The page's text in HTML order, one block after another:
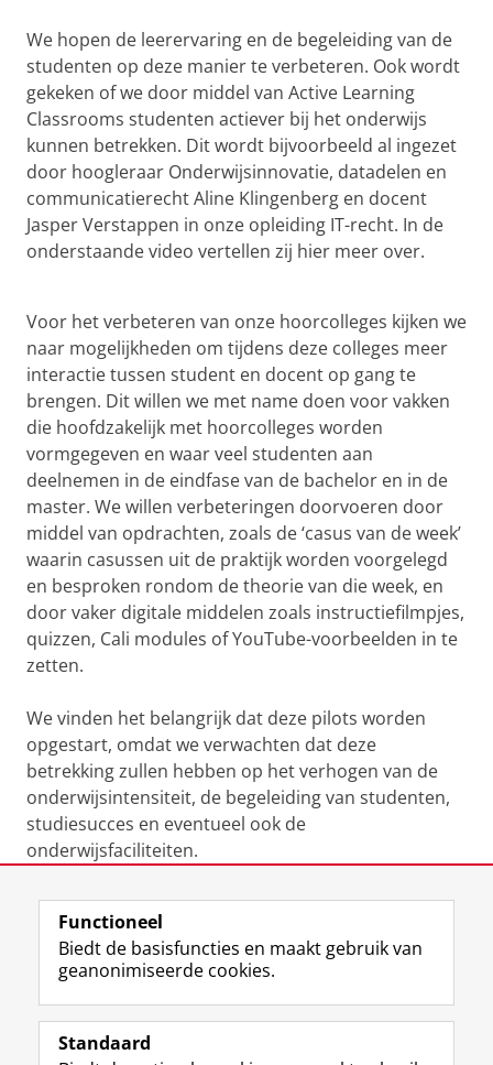
We hopen de leerervaring en de begeleiding van de
studenten op deze manier te verbeteren. Ook wordt
gekeken of we door middel van Active Learning
Classrooms studenten actiever bij het onderwijs
kunnen betrekken. Dit wordt bijvoorbeeld al ingezet
door hoogleraar Onderwijsinnovatie, datadelen en
communicatierecht Aline Klingenberg en docent
Jasper Verstappen in onze opleiding IT-recht. In de
onderstaande video vertellen zij hier meer over.
Voor het verbeteren van onze hoorcolleges kijken we
naar mogelijkheden om tijdens deze colleges meer
interactie tussen student en docent op gang te
brengen. Dit willen we met name doen voor vakken
die hoofdzakelijk met hoorcolleges worden
vormgegeven en waar veel studenten aan
deelnemen in de eindfase van de bachelor en in de
master. We willen verbeteringen doorvoeren door
middel van opdrachten, zoals de ‘casus van de week’
waarin casussen uit de praktijk worden voorgelegd
en besproken rondom de theorie van die week, en
door vaker digitale middelen zoals instructiefilmpjes,
quizzen, Cali modules of YouTube-voorbeelden in te
zetten.
We vinden het belangrijk dat deze pilots worden
opgestart, omdat we verwachten dat deze
betrekking zullen hebben op het verhogen van de
onderwijsintensiteit, de begeleiding van studenten,
studiesucces en eventueel ook de
onderwijsfaciliteiten.
Laatst gewijzigd: 18 september 2024 13:42
Volg de RUG
F
a
L
i
R
S
I
n
Y
o
Functioneel
Biedt de basisfuncties en maakt gebruik van
geanonimiseerde cookies.
Standaard